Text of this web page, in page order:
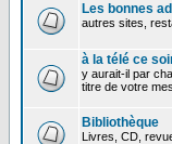
Les bonnes
autres sites,
à la télé ce
y aurait-il par
titre de votre
Bibliothèque
Livres, CD,